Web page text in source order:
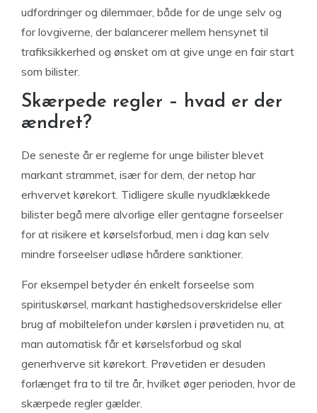
udfordringer og dilemmaer, både for de unge selv og
for lovgiverne, der balancerer mellem hensynet til
trafiksikkerhed og ønsket om at give unge en fair start
som bilister.
Skærpede regler – hvad er der
ændret?
De seneste år er reglerne for unge bilister blevet
markant strammet, især for dem, der netop har
erhvervet kørekort. Tidligere skulle nyudklækkede
bilister begå mere alvorlige eller gentagne forseelser
for at risikere et kørselsforbud, men i dag kan selv
mindre forseelser udløse hårdere sanktioner.
For eksempel betyder én enkelt forseelse som
spirituskørsel, markant hastighedsoverskridelse eller
brug af mobiltelefon under kørslen i prøvetiden nu, at
man automatisk får et kørselsforbud og skal
generhverve sit kørekort. Prøvetiden er desuden
forlænget fra to til tre år, hvilket øger perioden, hvor de
skærpede regler gælder.